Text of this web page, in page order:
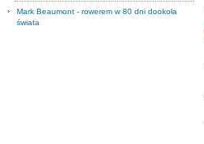
Mark Beaumont - rowerem w 80 dni dookoła
świata